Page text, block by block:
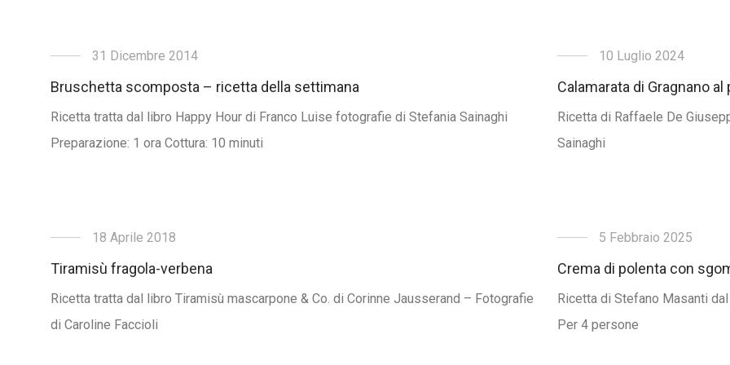
31 Dicembre 2014
Bruschetta scomposta – ricetta della settimana
Ricetta tratta dal libro Happy Hour di Franco Luise fotografie di Stefania Sainaghi
Preparazione: 1 ora Cottura: 10 minuti
10 Luglio 2024
Calamarata di Gragnano
Ricetta di Raffaele De
Sainaghi
18 Aprile 2018
Tiramisù fragola-verbena
Ricetta tratta dal libro Tiramisù mascarpone & Co. di Corinne Jausserand – Fotografie
di Caroline Faccioli
5 Febbraio 2025
Crema di polenta con
Ricetta di Stefano Masanti
Per 4 persone